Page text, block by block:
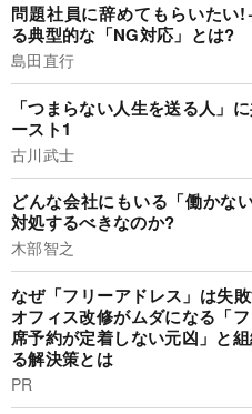
問題社員に辞めてもらいた
る典型的な「NG対応」とは?
島田直行
「つまらない人生を送る人」
ースト1
古川武士
どんな会社にもいる「働かな
対処するべきなのか?
木部智之
なぜ「フリーアドレス」は失
オフィス改修がムダになる「
席予約が定着しない元凶」と
る解決策とは
PR